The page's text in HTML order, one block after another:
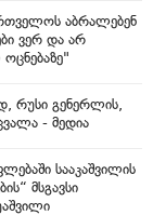
აბრალებენ
ვერ და არ
რუსი გენერლის,
- მედია
სააკაშვილის
მსგავსი